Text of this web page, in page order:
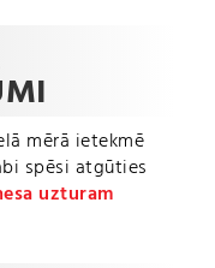
mērā ietekmē
spēsi atgūties
uzturam